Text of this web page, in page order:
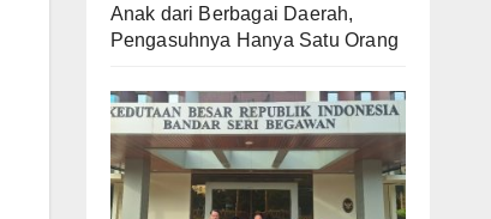
Anak dari Berbagai Daerah,
Pengasuhnya Hanya Satu Orang